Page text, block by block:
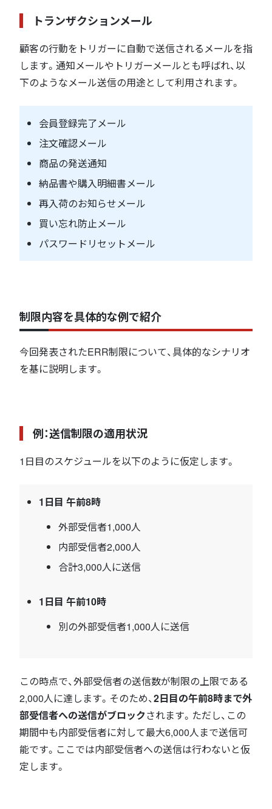
トランザクションメール
顧客の行動をトリガーに自動で送信されるメールを指
します。通知メールやトリガーメールとも呼ばれ、以
下のようなメール送信の用途として利用されます。
会員登録完了メール
注文確認メール
商品の発送通知
納品書や購入明細書メール
再入荷のお知らせメール
買い忘れ防止メール
パスワードリセットメール
制限内容を具体的な例で紹介
今回発表されたERR制限について、具体的なシナリオ
を基に説明します。
例：送信制限の適用状況
1日目のスケジュールを以下のように仮定します。
1日目 午前8時
外部受信者1,000人
内部受信者2,000人
合計3,000人に送信
1日目 午前10時
別の外部受信者1,000人に送信
この時点で、外部受信者の送信数が制限の上限である
2,000人に達します。そのため、2日目の午前8時まで外
部受信者への送信がブロックされます。ただし、この
期間中も内部受信者に対して最大6,000人まで送信可
能です。ここでは内部受信者への送信は行わないと仮
定します。